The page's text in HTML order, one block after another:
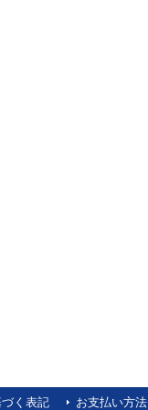
く表記 お支払い方